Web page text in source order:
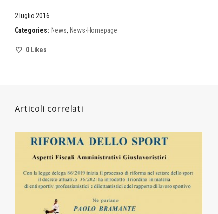
2 luglio 2016
Categories: News, News-Homepage
0 Likes
Articoli correlati